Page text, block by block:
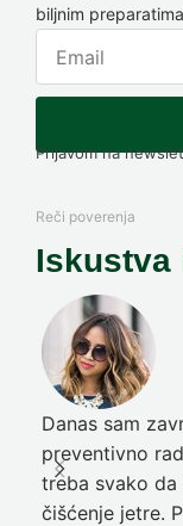
biljnim
Prijavom na
Reči poverenja
Iskustva
Danas sam
preventivno
treba svako
čišćenje jetre.